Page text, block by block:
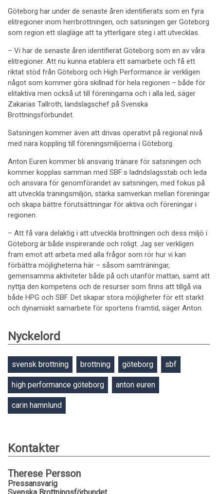
Göteborg har under de senaste åren identifierats som en fyra
elitregioner inom herrbrottningen, och satsningen ger Göteborg
som region ett slagläge att ta ytterligare steg i att utvecklas.
– Vi har de senaste åren identifierat Göteborg som en av våra
elitregioner. Att nu kunna etablera ett samarbete och få ett
riktat stöd från Göteborg och High Performance är verkligen
något som kommer göra skillnad för hela regionen – både för
elitaktiva men också ut till föreningarna och i alla led, säger
Zakarias Tallroth, landslagschef på Svenska
Brottningsförbundet.
Satsningen kommer även att drivas operativt på regional nivå
med nära koppling till föreningsmiljöerna i Göteborg.
Anton Euren kommer bli ansvarig tränare för satsningen och
kommer kopplas samman med SBF:s ladndslagsstab och leda
och ansvara för genomförandet av satsningen, med fokus på
att utveckla träningsmiljön, stärka samverkan mellan föreningar
och skapa bättre förutsättningar för aktiva och föreningar i
regionen.
– Att få vara delaktig i att utveckla brottningen och dess miljö i
Göteborg är både inspirerande och roligt. Jag ser verkligen
fram emot att arbeta med alla frågor som rör hur vi kan
förbättra möjligheterna här – såsom samträningar,
gemensamma aktiviteter både på och utanför mattan, samt att
nyttja den kompetens och de resurser som finns att tillgå via
både HPG och SBF. Det skapar stora möjligheter för ett starkt
och dynamiskt samarbete för sportens framtid, säger Anton.
Nyckelord
svensk brottning brottning göteborg sbf
high performance göteborg anton euren
carin hamnlund
Kontakter
Therese Persson
Pressansvarig